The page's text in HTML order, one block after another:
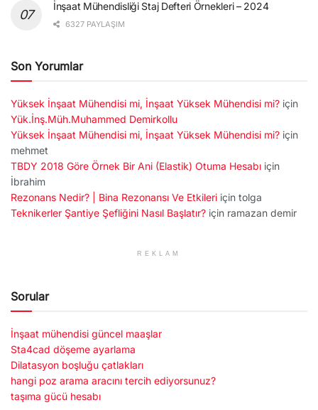
İnşaat Mühendisliği Staj Defteri Örnekleri – 2024
6327 PAYLAŞIM
Son Yorumlar
Yüksek İnşaat Mühendisi mi, İnşaat Yüksek Mühendisi mi? için
Yük.İnş.Müh.Muhammed Demirkollu
Yüksek İnşaat Mühendisi mi, İnşaat Yüksek Mühendisi mi? için
mehmet
TBDY 2018 Göre Örnek Bir Ani (Elastik) Otuma Hesabı için
İbrahim
Rezonans Nedir? | Bina Rezonansı Ve Etkileri için tolga
Teknikerler Şantiye Şefliğini Nasıl Başlatır? için ramazan demir
REKLAM
Sorular
İnşaat mühendisi güncel maaşlar
Sta4cad döşeme ayarlama
Dilatasyon boşluğu çatlakları
hangi poz arama aracını tercih ediyorsunuz?
taşıma gücü hesabı